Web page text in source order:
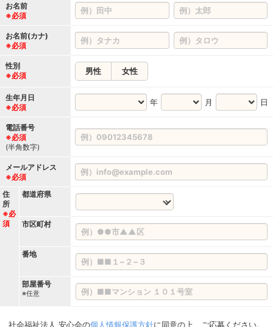
お名前
※必須
お名前(カナ)
※必須
性別
※必須
男性 女性
生年月日
※必須
年 月 日
電話番号
※必須
(半角数字)
メールアドレス
※必須
住
所
※必
須
都道府県
市区町村
番地
部屋番号
※任意
社会福祉法人 安心会の個人情報保護方針に同意の上、ご応募ください。